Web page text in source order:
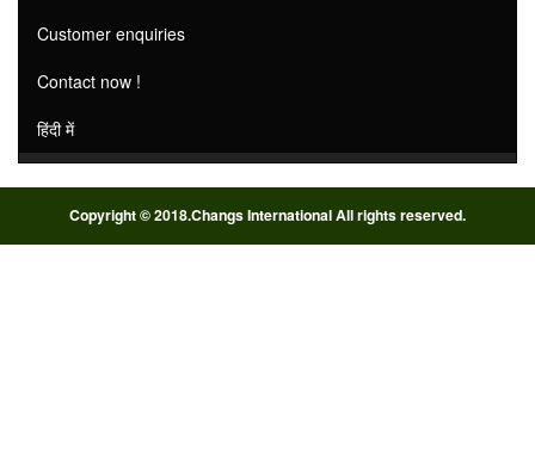
Customer enquiries
Contact now !
हिंदी में
Copyright © 2018.Changs International All rights reserved.